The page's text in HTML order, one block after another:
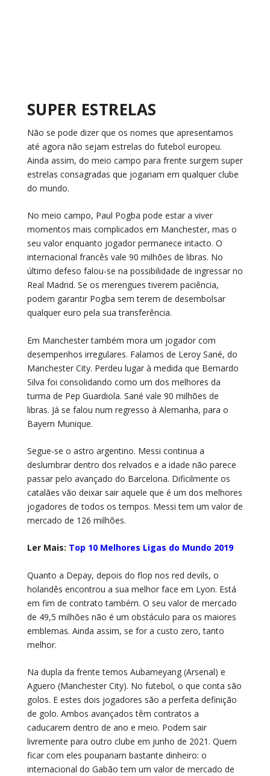
SUPER ESTRELAS
Não se pode dizer que os nomes que apresentamos
até agora não sejam estrelas do futebol europeu.
Ainda assim, do meio campo para frente surgem super
estrelas consagradas que jogariam em qualquer clube
do mundo.
No meio campo, Paul Pogba pode estar a viver
momentos mais complicados em Manchester, mas o
seu valor enquanto jogador permanece intacto. O
internacional francês vale 90 milhões de libras. No
último defeso falou-se na possibilidade de ingressar no
Real Madrid. Se os merengues tiverem paciência,
podem garantir Pogba sem terem de desembolsar
qualquer euro pela sua transferência.
Em Manchester também mora um jogador com
desempenhos irregulares. Falamos de Leroy Sané, do
Manchester City. Perdeu lugar à medida que Bernardo
Silva foi consolidando como um dos melhores da
turma de Pep Guardiola. Sané vale 90 milhões de
libras. Já se falou num regresso à Alemanha, para o
Bayern Munique.
Segue-se o astro argentino. Messi continua a
deslumbrar dentro dos relvados e a idade não parece
passar pelo avançado do Barcelona. Dificilmente os
catalães vão deixar sair aquele que é um dos melhores
jogadores de todos os tempos. Messi tem um valor de
mercado de 126 milhões.
Ler Mais: Top 10 Melhores Ligas do Mundo 2019
Quanto a Depay, depois do flop nos red devils, o
holandês encontrou a sua melhor face em Lyon. Está
em fim de contrato também. O seu valor de mercado
de 49,5 milhões não é um obstáculo para os maiores
emblemas. Ainda assim, se for a custo zero, tanto
melhor.
Na dupla da frente temos Aubameyang (Arsenal) e
Aguero (Manchester City). No futebol, o que conta são
golos. E estes dois jogadores são a perfeita definição
de golo. Ambos avançados têm contratos a
caducarem dentro de ano e meio. Podem sair
livremente para outro clube em junho de 2021. Quem
ficar com eles poupariam bastante dinheiro: o
internacional do Gabão tem um valor de mercado de